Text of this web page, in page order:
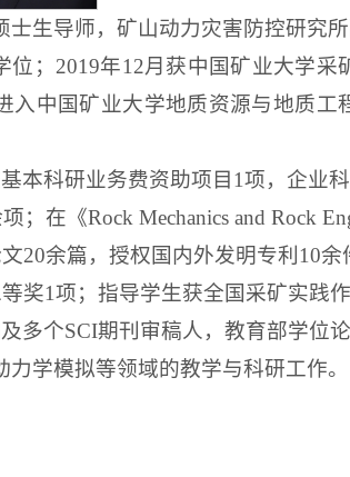
生导师，矿山动力灾害防控研究所
； 2019年12月获中国矿业大学采
入中国矿业大学地质资源与地质工
本科研业务费资助项目 1项，企业
；在《Rock Mechanics and Rock
20余篇，授权国内外发明专利 10余
奖1项；指导学生获全国采矿实践
多个SCI期刊审稿人，教育部学位论
学模拟等领域的教学与科研工作。